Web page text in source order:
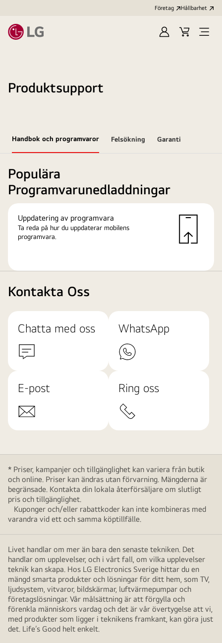
Företag Hållbarhet
LoggaKundvagn
Produktsupport
Handbok och programvaror Felsökning Garanti
Populära
Programvarunedladdningar
Uppdatering av programvara
Ta reda på hur du uppdaterar mobilens
programvara.
Kontakta Oss
Chatta med oss WhatsApp
E-post Ring oss
* Priser, kampanjer och tillgänglighet kan variera från butik
och online. Priser kan ändras utan förvarning. Mängderna är
begränsade. Kontakta din lokala återförsäljare om slutligt
pris och tillgänglighet.
Kuponger och/eller rabattkoder kan inte kombineras med
varandra vid ett och samma köptillfälle.
Livet handlar om mer än bara den senaste tekniken. Det
handlar om upplevelser, och i vårt fall, om vilka upplevelser
teknik kan skapa. Hos LG Electronics Sverige hittar du en
mängd smarta produkter och lösningar för ditt hem, som TV,
ljudsystem, vitvaror, bildskärmar, luftvärmepumpar och
företagslösningar. Vår målsättning är att förgylla och
förenkla människors vardag och det är vår övertygelse att vi,
med produkter som ligger i teknikens framkant, kan göra just
det. Life’s Good helt enkelt.